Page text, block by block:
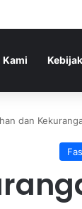
Shooting
Kami
dan